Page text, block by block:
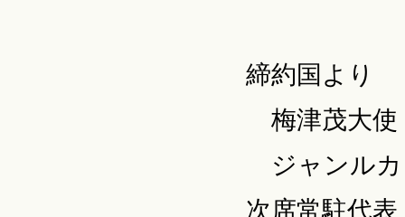
締約国より
梅津茂大使
ジャンルカ
次席常駐代表